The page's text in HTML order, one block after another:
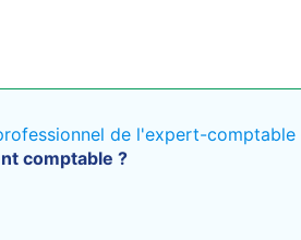
de l'expert-
comptable ?